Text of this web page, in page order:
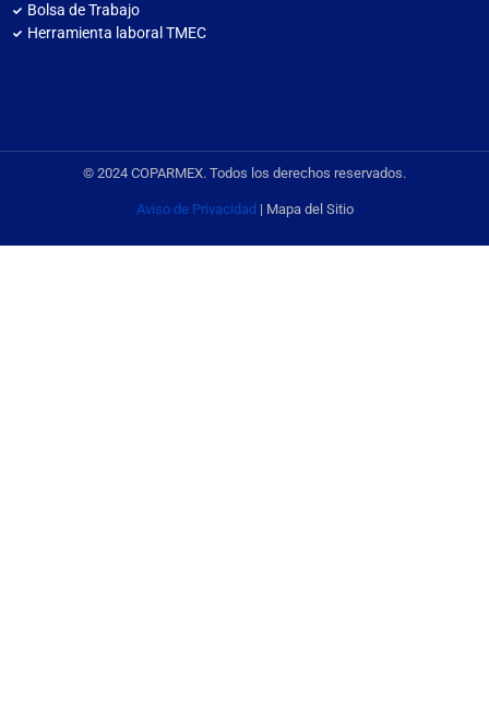
Bolsa de Trabajo
Herramienta laboral TMEC
© 2024 COPARMEX. Todos los derechos reservados.
Aviso de Privacidad | Mapa del Sitio